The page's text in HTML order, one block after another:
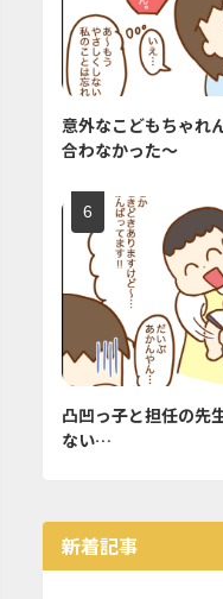
意外なこどもちゃれ
合わなかった〜
凸凹っ子と担任の
ない…
新着記事